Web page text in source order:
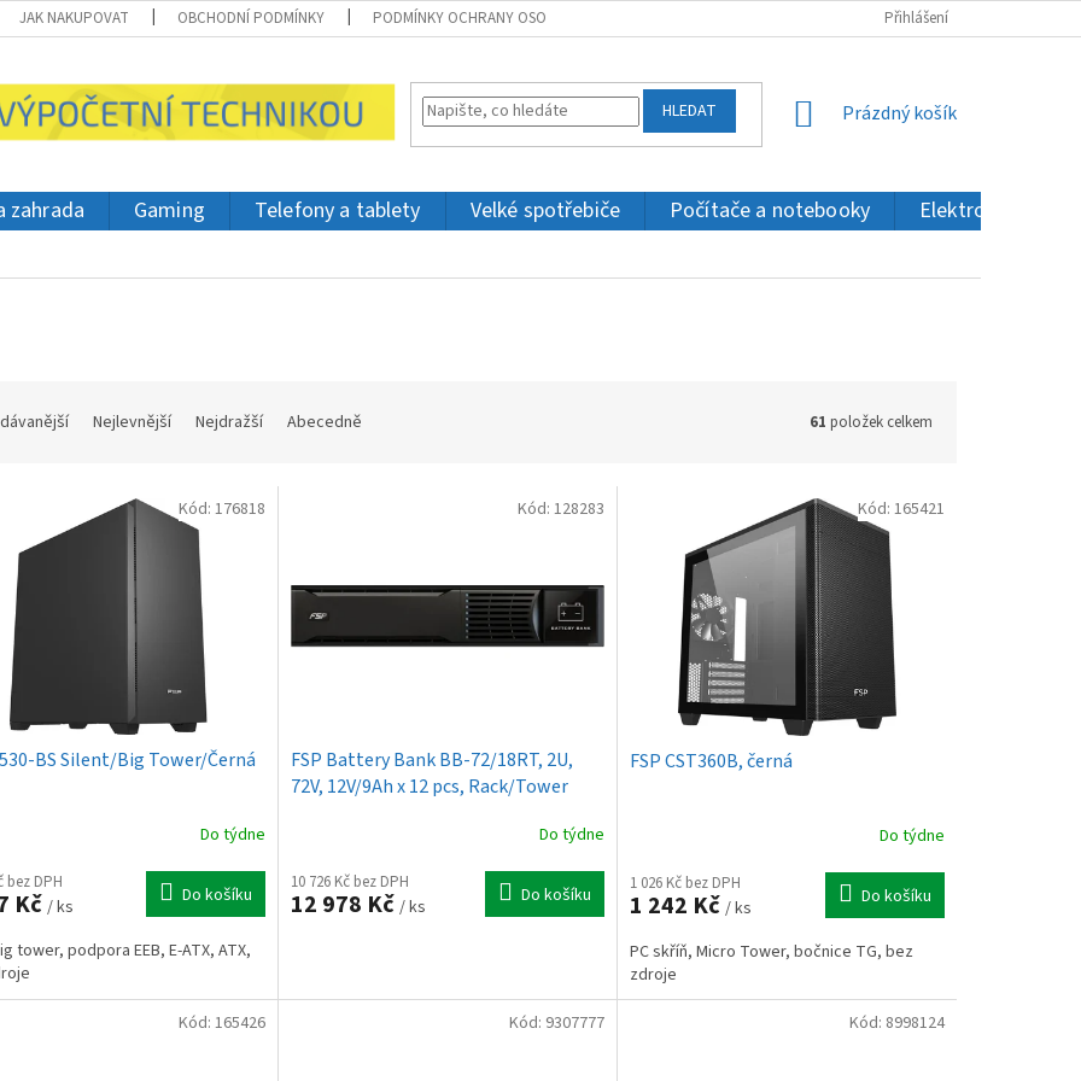
JAK NAKUPOVAT OBCHODNÍ PODMÍNKY PODMÍNKY OCHRANY OSOBNÍCH ÚDAJŮ Přihlášení
HLEDAT
NÁKUPNÍ
Prázdný košík
zahrada Gaming Telefony a tablety Velké spotřebiče Počítače a notebooky Elektronika a IT
Nejlevnější Nejdražší Abecedně 61 položek celkem
BS Silent/Big Tower/Černá
Do týdne
bez DPH
Kč / ks Do košíku
tower, podpora EEB, E-ATX, ATX,
Kód: 176818
FSP Battery Bank BB-72/18RT, 2U,
72V, 12V/9Ah x 12 pcs, Rack/Tower
Do týdne
10 726 Kč bez DPH
12 978 Kč / ks Do košíku
Kód: 128283
FSP CST360B, černá
Do týdne
1 026 Kč bez DPH
1 242 Kč / ks Do košíku
PC skříň, Micro Tower, bočnice TG, bez
zdroje
Kód: 165421
Kód: 165426 Kód: 9307777 Kód: 8998124